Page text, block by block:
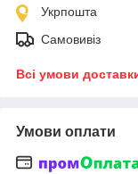
Укрпошта
Самовивіз
Всі умови
Умови оплати